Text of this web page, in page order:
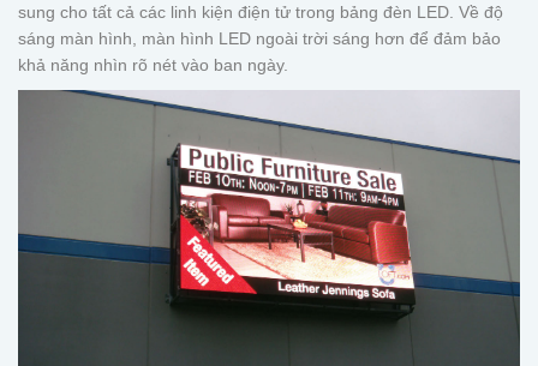
sung cho tất cả các linh kiện điện tử trong bảng đèn LED. Về độ
sáng màn hình, màn hình LED ngoài trời sáng hơn để đảm bảo
khả năng nhìn rõ nét vào ban ngày.